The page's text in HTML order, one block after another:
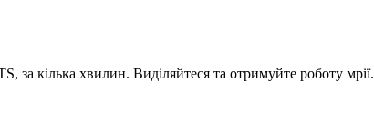
за кілька хвилин. Виділяйтеся та отримуйте роботу мрії.